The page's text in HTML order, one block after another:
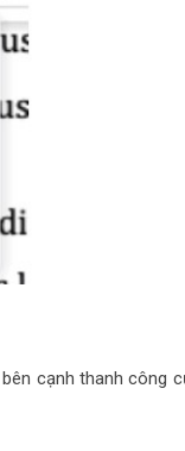
cạnh thanh công